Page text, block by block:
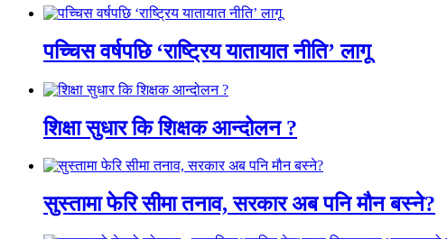
पच्चिस वर्षपछि ‘राष्ट्रिय यातायात नीति’ लागू
शिक्षा सुधार कि शिक्षक आन्दोलन ?
सुस्तामा फेरि सीमा तनाव, सरकार अब पनि मौन बस्ने?